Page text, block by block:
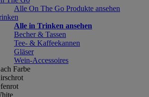
Alle On The Go Produkte ansehen
Alle in Trinken ansehen
Becher & Tassen
Tee- & Kaffeekannen
Gläser
Wein-Accessoires
Farbe